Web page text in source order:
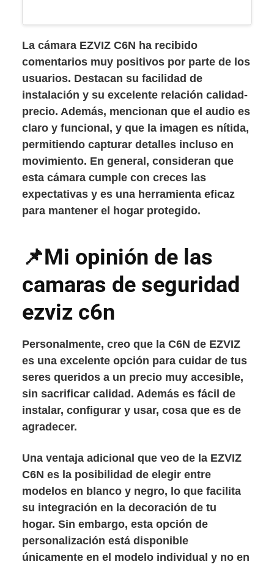
La cámara EZVIZ C6N ha recibido
comentarios muy positivos por parte de los
usuarios. Destacan su facilidad de
instalación y su excelente relación calidad-
precio. Además, mencionan que el audio es
claro y funcional, y que la imagen es nítida,
permitiendo capturar detalles incluso en
movimiento. En general, consideran que
esta cámara cumple con creces las
expectativas y es una herramienta eficaz
para mantener el hogar protegido.
📌Mi opinión de las
camaras de seguridad
ezviz c6n
Personalmente, creo que la C6N de EZVIZ
es una excelente opción para cuidar de tus
seres queridos a un precio muy accesible,
sin sacrificar calidad. Además es fácil de
instalar, configurar y usar, cosa que es de
agradecer.
Una ventaja adicional que veo de la EZVIZ
C6N es la posibilidad de elegir entre
modelos en blanco y negro, lo que facilita
su integración en la decoración de tu
hogar. Sin embargo, esta opción de
personalización está disponible
únicamente en el modelo individual y no en